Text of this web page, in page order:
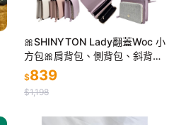
🎀SHINYTON Lady翻蓋Woc 小
方包🎀肩背包、側背包、斜背
包、小方包、woc 包、皮夾包
$839
$1,198